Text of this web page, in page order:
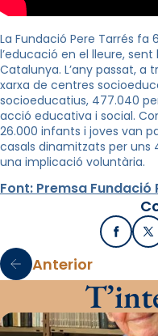
La Fundació Pere Tarrés
l’educació en el lleure,
Catalunya. L’any passat, a
xarxa de centres
socioeducatius, 477.040
acció educativa i social.
26.000 infants i joves van
casals dinamitzats per uns
una implicació voluntària.
Font: Premsa Fundació
Anterior